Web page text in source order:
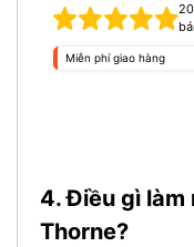
Miễn phí giao hàng
4. Điều gì làm
Thorne?